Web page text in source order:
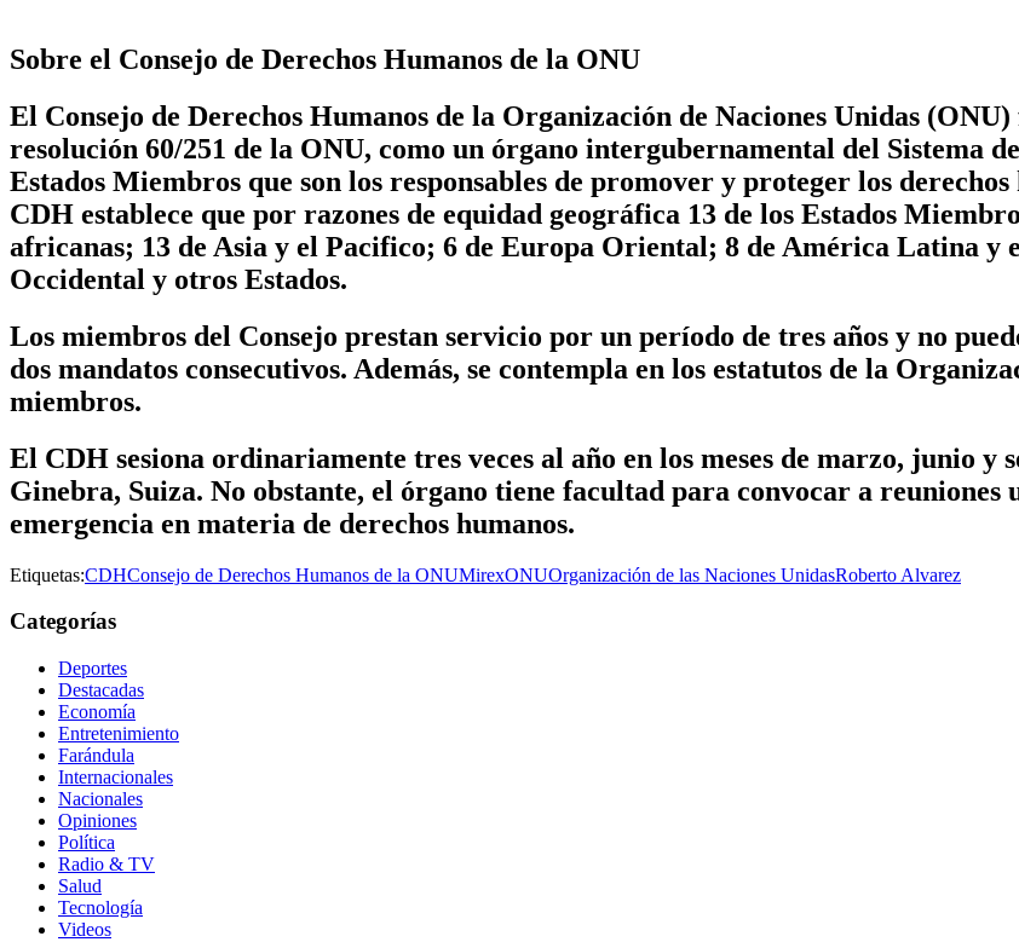
Sobre el Consejo de Derechos Humanos de la ONU
El Consejo de Derechos Humanos de la Organización de Naciones Unidas
resolución 60/251 de la ONU, como un órgano intergubernamental del Sistema
Estados Miembros que son los responsables de promover y proteger los
CDH establece que por razones de equidad geográfica 13 de los Estados
africanas; 13 de Asia y el Pacifico; 6 de Europa Oriental; 8 de América Latina y
Occidental y otros Estados.
Los miembros del Consejo prestan servicio por un período de tres años y no
dos mandatos consecutivos. Además, se contempla en los estatutos de la
miembros.
El CDH sesiona ordinariamente tres veces al año en los meses de marzo, junio y
Ginebra, Suiza. No obstante, el órgano tiene facultad para convocar a reuniones
emergencia en materia de derechos humanos.
Etiquetas:CDHConsejo de Derechos Humanos de la ONUMirexONUOrganización de las Naciones UnidasRoberto Alvarez
Categorías
Deportes
Destacadas
Economía
Entretenimiento
Farándula
Internacionales
Nacionales
Opiniones
Política
Radio & TV
Salud
Tecnología
Videos